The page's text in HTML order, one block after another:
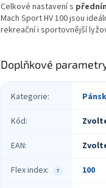
Celkové nastavení s
Mach Sport HV 100 jsou
rekreační i sportovnější
Doplňkové
Kategorie:
Kód:
EAN:
?
Flex index:
100